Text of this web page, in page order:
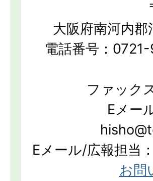
大阪府南河内
電話番号：
ファック
Eメー
Eメール/広報担当
お問